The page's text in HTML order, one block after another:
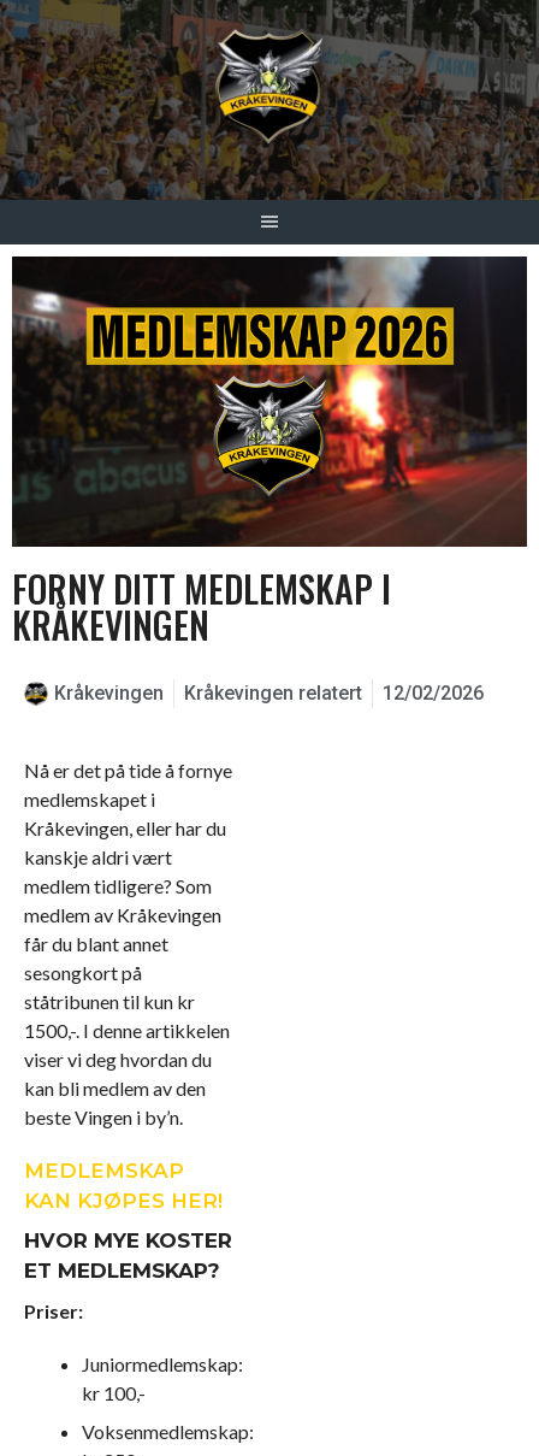
FORNY DITT MEDLEMSKAP I
KRÅKEVINGEN
Kråkevingen Kråkevingen relatert 12/02/2026
Nå er det på tide å fornye
medlemskapet i
Kråkevingen, eller har du
kanskje aldri vært
medlem tidligere? Som
medlem av Kråkevingen
får du blant annet
sesongkort på
ståtribunen til kun kr
1500,-. I denne artikkelen
viser vi deg hvordan du
kan bli medlem av den
beste Vingen i by’n.
MEDLEMSKAP
KAN KJØPES HER!
HVOR MYE KOSTER
ET MEDLEMSKAP?
Priser:
Juniormedlemskap:
kr 100,-
Voksenmedlemskap: